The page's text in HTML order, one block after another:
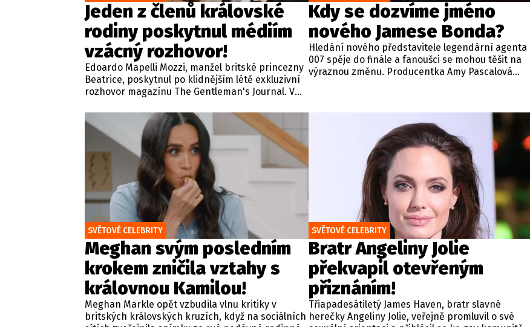
Jeden z členů královské
rodiny poskytnul médiím
vzácný rozhovor!
Edoardo Mapelli Mozzi, manžel britské princezny
Beatrice, poskytnul po klidnějším létě exkluzivní
rozhovor magazínu The Gentleman's Journal. V
osobní hodnoty odkryl své soukromí, oblíbené
rituály i pohled na rodinný život.
Kdy se dozvíme jméno
nového Jamese Bonda?
Hledání nového představitele legendární agenta
007 spěje do finále a fanoušci se mohou těšit na
výraznou změnu. Producentka Amy Pascalová
SVĚTOVÉ CELEBRITY
Meghan svým posledním
krokem zničila vztahy s
královnou Kamilou!
Meghan Markle opět vzbudila vlnu kritiky v
britských královských kruzích, když na sociálních
SVĚTOVÉ CELEBRITY
Bratr Angeliny Jolie
překvapil otevřeným
přiznáním!
Třiapadesátiletý James Haven, bratr slavné
herečky Angeliny Jolie, veřejně promluvil o své